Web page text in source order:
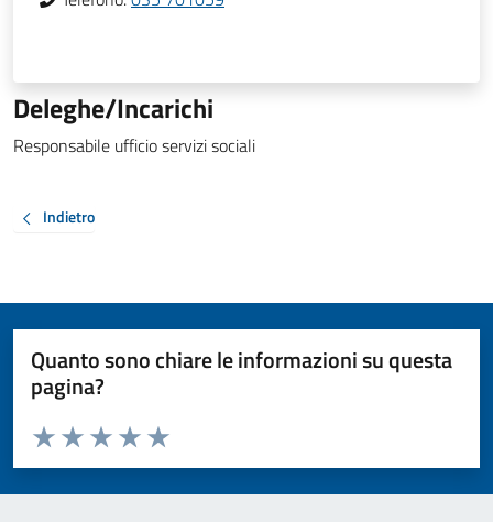
Deleghe/Incarichi
Responsabile ufficio servizi sociali
Indietro
Quanto sono chiare le informazioni su questa
pagina?
Valuta da 1 a 5 stelle la pagina
Valuta 5 stelle su 5
Valuta 4 stelle su 5
Valuta 3 stelle su 5
Valuta 2 stelle su 5
Valuta 1 stelle su 5